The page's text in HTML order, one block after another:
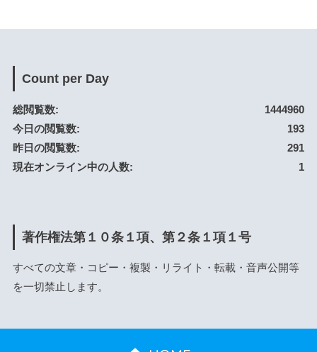
Count per Day
1444960
総閲覧数:
193
今日の閲覧数:
291
昨日の閲覧数:
1
現在オンライン中の人数:
著作権法第１０条１項、第２条１項１号
すべての文章・コピー・複製・リライト・転載・音声公開等
を一切禁止します。